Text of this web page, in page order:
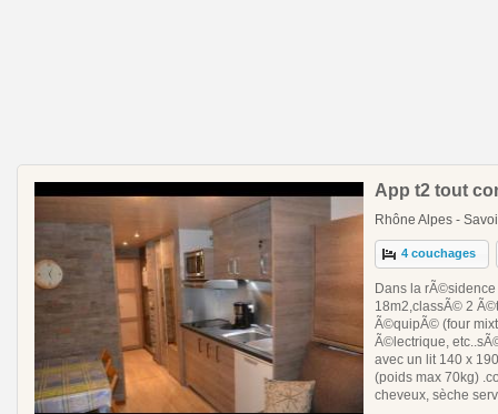
App t2 tout
Rhône Alpes -
4 couchages
Dans la
18m2,classÃ© 2
Ã©quipÃ© (four
Ã©lectrique,
avec un lit 140 x
(poids max 70kg)
cheveux, sèche